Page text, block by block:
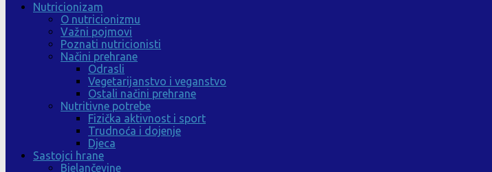
Nutricionizam
O nutricionizmu
Važni pojmovi
Poznati nutricionisti
Načini prehrane
Odrasli
Vegetarijanstvo i veganstvo
Ostali načini prehrane
Nutritivne potrebe
Fizička aktivnost i sport
Trudnoća i dojenje
Djeca
Sastojci hrane
Bjelančevine